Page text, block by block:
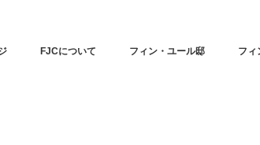
FJCについて フィン・ユール邸 フィ